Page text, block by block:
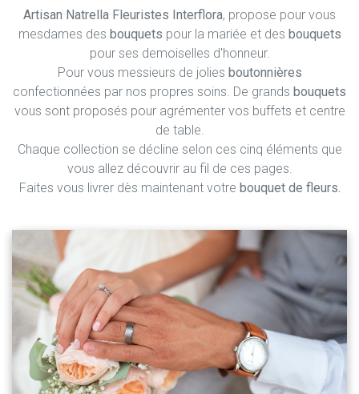
Artisan Natrella Fleuristes Interflora, propose pour vous
mesdames des bouquets pour la mariée et des bouquets
pour ses demoiselles d'honneur.
Pour vous messieurs de jolies boutonnières
confectionnées par nos propres soins. De grands bouquets
vous sont proposés pour agrémenter vos buffets et centre
de table.
Chaque collection se décline selon ces cinq éléments que
vous allez découvrir au fil de ces pages.
Faites vous livrer dès maintenant votre bouquet de fleurs.